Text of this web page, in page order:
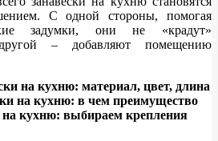
С одной стороны, помогая
задумки, они не «крадут»
– добавляют помещению
на кухню: материал, цвет, длина
на кухню: в чем преимущество
на кухню: выбираем крепления